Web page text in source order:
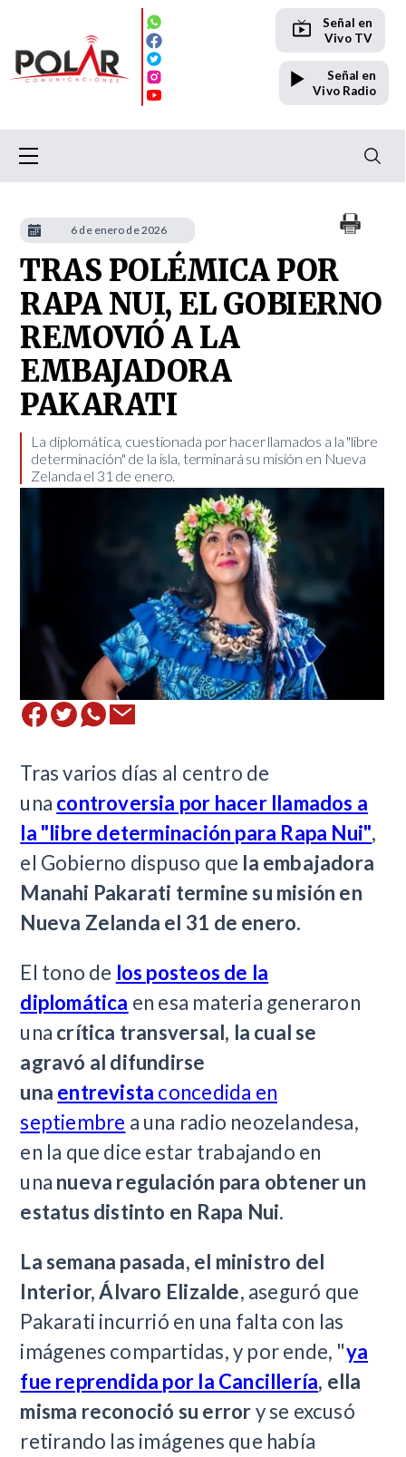
Señal en
Vivo TV
Señal en
Vivo Radio
TRAS POLÉMICA POR
RAPA NUI, EL GOBIERNO
REMOVIÓ A LA
EMBAJADORA
PAKARATI
​La diplomática, cuestionada por hacer llamados a la "libre
determinación" de la isla, terminará su misión en Nueva
Zelanda el 31 de enero.
Tras varios días al centro de
una controversia por hacer llamados a
la "libre determinación para Rapa Nui",
el Gobierno dispuso que la embajadora
Manahi Pakarati termine su misión en
Nueva Zelanda el 31 de enero.
El tono de los posteos de la
diplomática en esa materia generaron
una crítica transversal, la cual se
agravó al difundirse
una entrevista concedida en
septiembre a una radio neozelandesa,
en la que dice estar trabajando en
una nueva regulación para obtener un
estatus distinto en Rapa Nui.
La semana pasada, el ministro del
Interior, Álvaro Elizalde, aseguró que
Pakarati incurrió en una falta con las
imágenes compartidas, y por ende, "ya
fue reprendida por la Cancillería, ella
misma reconoció su errory se excusó
retirando las imágenes que había
6 de enero de 2026